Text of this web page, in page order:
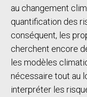
au changement
quantification des
conséquent, les
cherchent encore
les modèles
nécessaire tout au
interpréter les